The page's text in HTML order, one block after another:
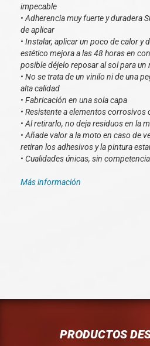
impecable
• Adherencia muy fuerte y duradera
de aplicar
• Instalar, aplicar un poco de calor y
estético mejora a las 48 horas en
posible déjelo reposar al sol para un
• No se trata de un vinilo ni de una
alta calidad
• Fabricación en una sola capa
• Resistente a elementos corrosivos
• Al retirarlo, no deja residuos en la
• Añade valor a la moto en caso de
retiran los adhesivos y la pintura
• Cualidades únicas, sin competencia
Más información
PRODUCTOS